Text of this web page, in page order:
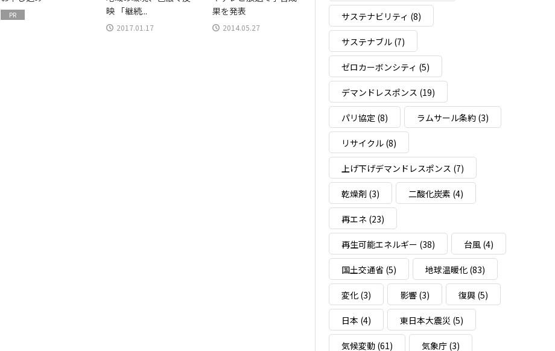
PR
映 「継続...
2017.01.17
果を発表
2014.05.27
サステナビリティ (8)
サステナブル (7)
ゼロカーボンシティ (5)
デマンドレスポンス (19)
パリ協定 (8) ラムサール条約 (3)
リサイクル (8)
上げ下げデマンドレスポンス (7)
乾燥剤 (3) 二酸化炭素 (4)
再エネ (23)
再生可能エネルギー (38) 台風 (4)
国土交通省 (5) 地球温暖化 (83)
変化 (3) 影響 (3) 復興 (5)
日本 (4) 東日本大震災 (5)
気候変動 (61) 気象庁 (3)